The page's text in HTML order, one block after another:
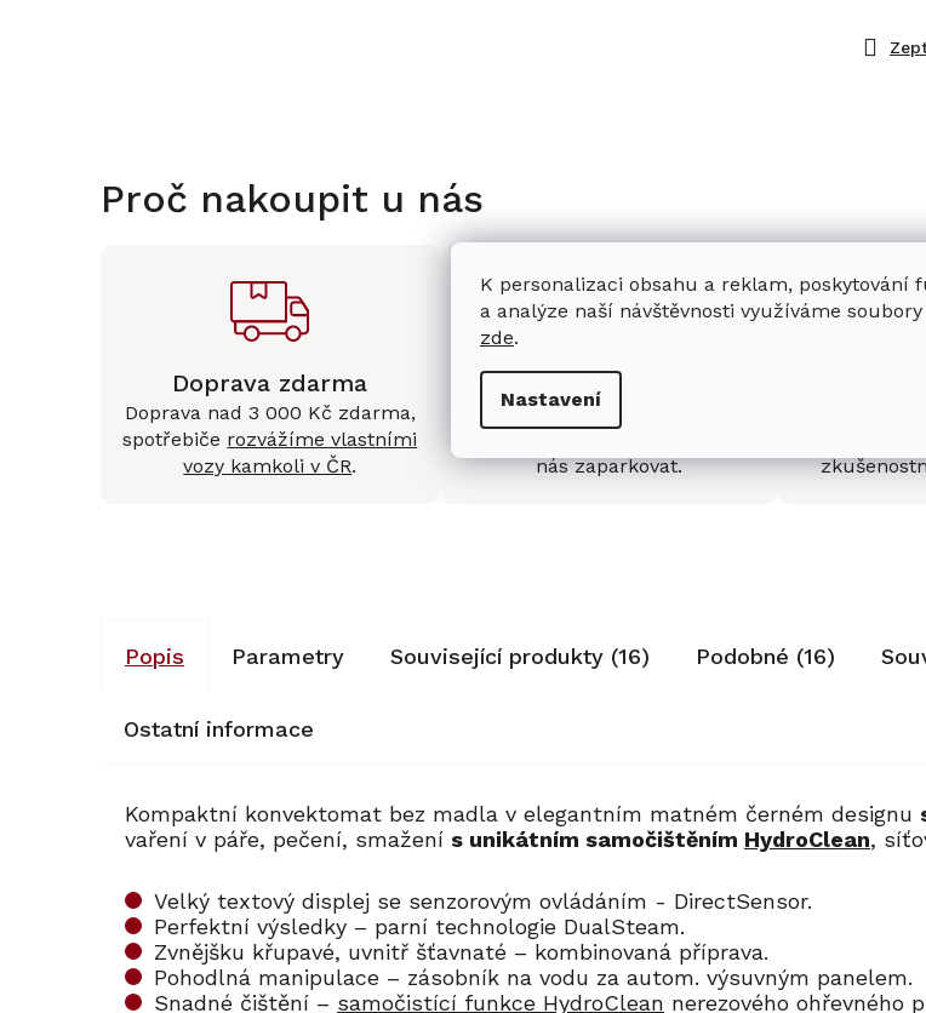
K personalizaci obsahu a reklam, poskytování
a analýze naší návštěvnosti využíváme
zde.
Nastavení
Proč nakoupit u nás
Doprava zdarma
Doprava nad 3 000 Kč zdarma,
spotřebiče rozvážíme vlastními
vozy kamkoli v ČR.
Kamenná prodejna
Mámeshowroom
nás zaparkovat.
Jsme
Popis Parametry Související produkty (16) Podobné (16)
Ostatní informace
Kompaktní konvektomat bez madla v elegantním matném černém designu
vaření v páře, pečení, smažení s unikátním samočištěním HydroClean,
Velký textový displej se senzorovým ovládáním - DirectSensor.
Perfektní výsledky – parní technologie DualSteam.
Zvnějšku křupavé, uvnitř šťavnaté – kombinovaná příprava.
Pohodlná manipulace – zásobník na vodu za autom. výsuvným panelem.
Snadné čištění – samočistící funkce HydroClean nerezového ohřevného